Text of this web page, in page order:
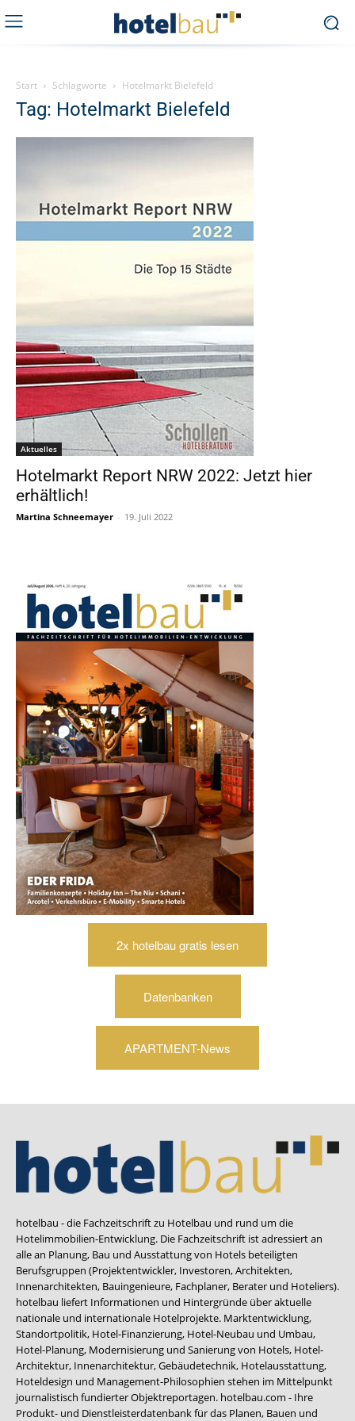
Start Schlagworte Hotelmarkt Bielefeld
Tag: Hotelmarkt Bielefeld
Aktuelles
Hotelmarkt Report NRW 2022: Jetzt hier
erhältlich!
Martina Schneemayer - 19. Juli 2022
2x hotelbau gratis lesen
Datenbanken
APARTMENT-News
hotelbau - die Fachzeitschrift zu Hotelbau und rund um die
Hotelimmobilien-Entwicklung. Die Fachzeitschrift ist adressiert an
alle an Planung, Bau und Ausstattung von Hotels beteiligten
Berufsgruppen (Projektentwickler, Investoren, Architekten,
Innenarchitekten, Bauingenieure, Fachplaner, Berater und Hoteliers).
hotelbau liefert Informationen und Hintergründe über aktuelle
nationale und internationale Hotelprojekte. Marktentwicklung,
Standortpolitik, Hotel-Finanzierung, Hotel-Neubau und Umbau,
Hotel-Planung, Modernisierung und Sanierung von Hotels, Hotel-
Architektur, Innenarchitektur, Gebäudetechnik, Hotelausstattung,
Hoteldesign und Management-Philosophien stehen im Mittelpunkt
journalistisch fundierter Objektreportagen. hotelbau.com - Ihre
Produkt- und Dienstleisterdatenbank für das Planen, Bauen und